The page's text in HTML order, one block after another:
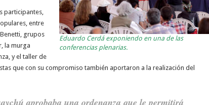
Eduardo Cerdá exponiendo en una de las
conferencias plenarias.
participantes,
entre
grupos
la murga
y el taller de
que con su compromiso también aportaron a la realización del
aprobaba una ordenanza que le permitirá